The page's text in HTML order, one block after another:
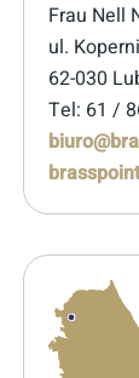
Frau Nell
ul.
62-030
Tel: 61 /